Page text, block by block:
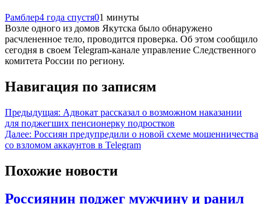
Рамблер4 года спустя01 минуты
Возле одного из домов Якутска было обнаружено
расчлененное тело, проводится проверка. Об этом сообщило
сегодня в своем Telegram-канале управление Следственного
комитета России по региону.
Навигация по записям
Предыдущая: Адвокат рассказал о возможном наказании
для поджегших пенсионерку подростков
Далее: Россиян предупредили о новой схеме мошенничества
со взломом аккаунтов в Telegram
Похожие новости
Россиянин поджег мужчину и ранил